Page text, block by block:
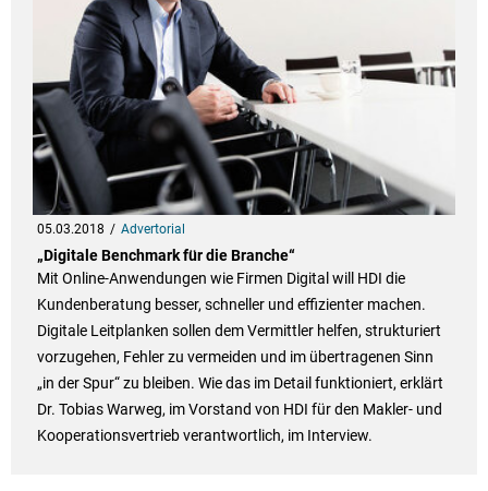
05.03.2018 Advertorial
„Digitale Benchmark für die Branche“
Mit Online-Anwendungen wie Firmen Digital will HDI die
Kundenberatung besser, schneller und effizienter machen.
Digitale Leitplanken sollen dem Vermittler helfen, strukturiert
vorzugehen, Fehler zu vermeiden und im übertragenen Sinn
„in der Spur“ zu bleiben. Wie das im Detail funktioniert, erklärt
Dr. Tobias Warweg, im Vorstand von HDI für den Makler- und
Kooperationsvertrieb verantwortlich, im Interview.